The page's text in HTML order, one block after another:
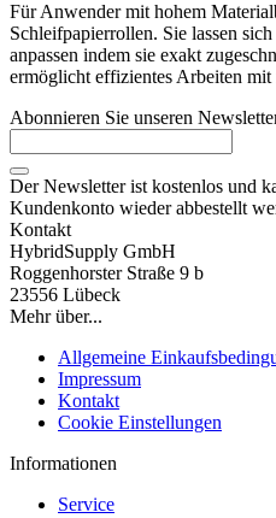
Für Anwender mit hohem
Schleifpapierrollen. Sie lassen
anpassen indem sie exakt
ermöglicht effizientes Arbeiten
Abonnieren Sie unseren
Der Newsletter ist kostenlos und
Kundenkonto wieder abbestellt
Kontakt
HybridSupply GmbH
Roggenhorster Straße 9 b
23556 Lübeck
Mehr über...
Allgemeine
Impressum
Kontakt
Cookie Einstellungen
Informationen
Service